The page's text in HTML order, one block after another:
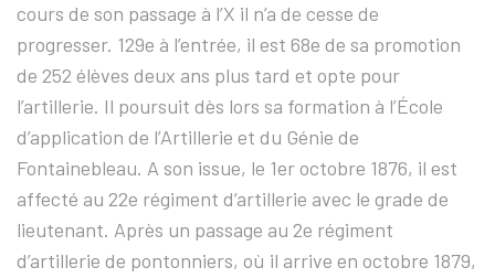
cours de son passage à l’X il n’a de cesse de
progresser. 129e à l’entrée, il est 68e de sa promotion
de 252 élèves deux ans plus tard et opte pour
l’artillerie. Il poursuit dès lors sa formation à l’École
d’application de l’Artillerie et du Génie de
Fontainebleau. A son issue, le 1er octobre 1876, il est
affecté au 22e régiment d’artillerie avec le grade de
lieutenant. Après un passage au 2e régiment
d’artillerie de pontonniers, où il arrive en octobre 1879,